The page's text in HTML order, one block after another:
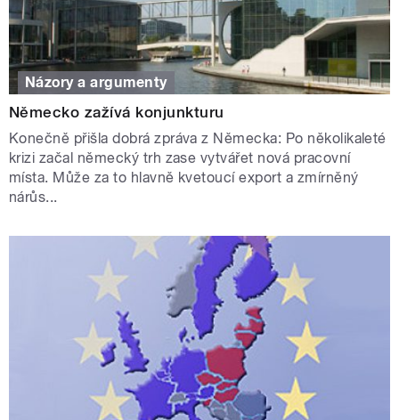
Názory a argumenty
Německo zažívá konjunkturu
Konečně přišla dobrá zpráva z Německa: Po několikaleté
krizi začal německý trh zase vytvářet nová pracovní
místa. Může za to hlavně kvetoucí export a zmírněný
nárůs...